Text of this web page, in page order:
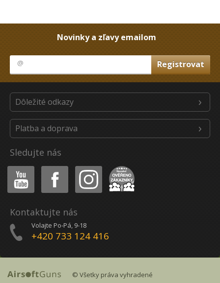
Novinky a zľavy emailom
Dôležité odkazy
Platba a doprava
Sledujte nás
Youtube Facebook Instagram Heureka
Kontaktujte nás
Volajte Po-Pá, 9-18
+420 733 124 416
© Všetky práva vyhradené